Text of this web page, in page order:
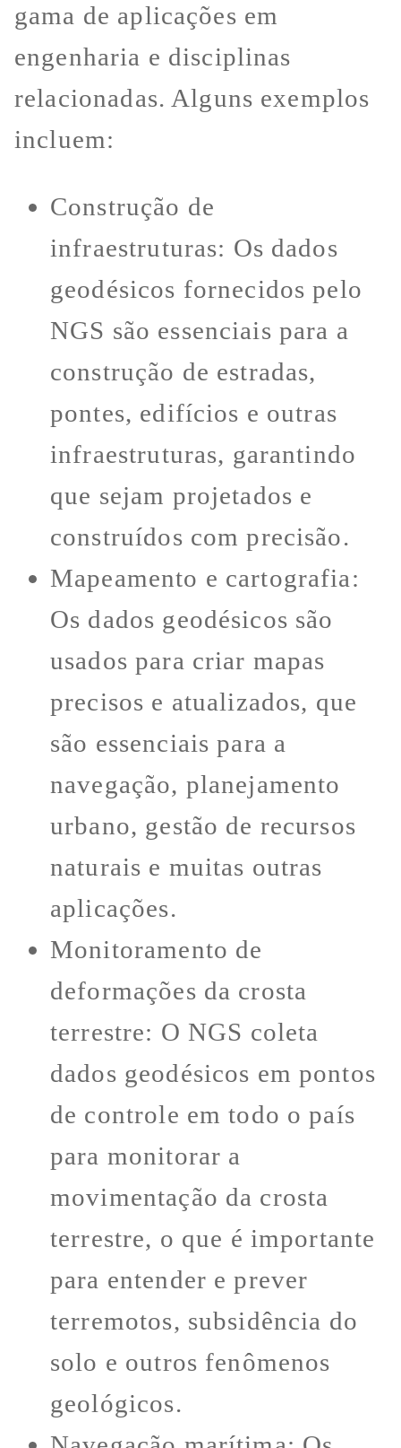
gama de aplicações em
engenharia e disciplinas
relacionadas. Alguns exemplos
incluem:
Construção de
infraestruturas: Os dados
geodésicos fornecidos pelo
NGS são essenciais para a
construção de estradas,
pontes, edifícios e outras
infraestruturas, garantindo
que sejam projetados e
construídos com precisão.
Mapeamento e cartografia:
Os dados geodésicos são
usados para criar mapas
precisos e atualizados, que
são essenciais para a
navegação, planejamento
urbano, gestão de recursos
naturais e muitas outras
aplicações.
Monitoramento de
deformações da crosta
terrestre: O NGS coleta
dados geodésicos em pontos
de controle em todo o país
para monitorar a
movimentação da crosta
terrestre, o que é importante
para entender e prever
terremotos, subsidência do
solo e outros fenômenos
geológicos.